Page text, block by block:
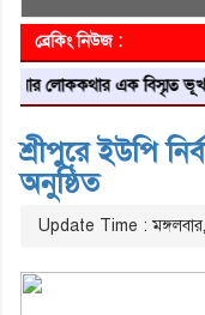
ব্রেকিং নিউজ :
এক বিস্মৃত ভূখণ্ড
শ্রীপুরে ইউপি
অনুষ্ঠিত
Update Time : মঙ্গলবার,